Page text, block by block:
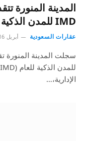
IMD للمدن الذكية
عقارات السعودية أبريل 16, 2024
الإدارية،…